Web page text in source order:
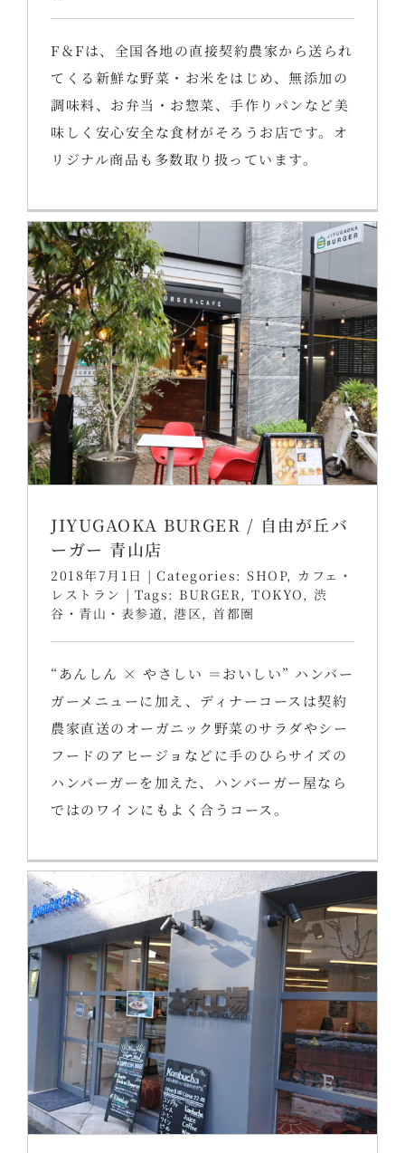
F＆Fは、全国各地の直接契約農家から送られ
てくる新鮮な野菜・お米をはじめ、無添加の
調味料、お弁当・お惣菜、手作りパンなど美
味しく安心安全な食材がそろうお店です。オ
リジナル商品も多数取り扱っています。
JIYUGAOKA BURGER / 自由が丘バ
ーガー 青山店
2018年7月1日 | Categories: SHOP, カフェ・
レストラン | Tags: BURGER , TOKYO , 渋
谷・青山・表参道, 港区 , 首都圏
“あんしん × やさしい ＝おいしい” ハンバー
ガーメニューに加え、ディナーコースは契約
農家直送のオーガニック野菜のサラダやシー
フードのアヒージョなどに手のひらサイズの
ハンバーガーを加えた、ハンバーガー屋なら
ではのワインにもよく合うコース。